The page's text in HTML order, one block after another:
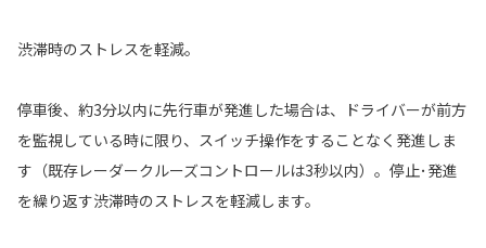
渋滞時のストレスを軽減。
停車後、約3分以内に先行車が発進した場合は、ドライバーが前方
を監視している時に限り、スイッチ操作をすることなく発進しま
す（既存レーダークルーズコントロールは3秒以内）。停止･発進
を繰り返す渋滞時のストレスを軽減します。